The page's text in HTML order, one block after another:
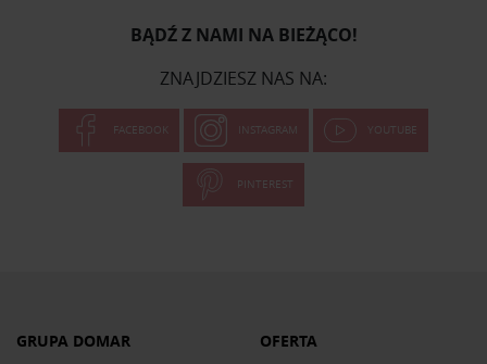
BĄDŹ Z NAMI NA BIEŻĄCO!
ZNAJDZIESZ NAS NA:
FACEBOOK INSTAGRAM YOUTUBE
PINTEREST
GRUPA DOMAR OFERTA